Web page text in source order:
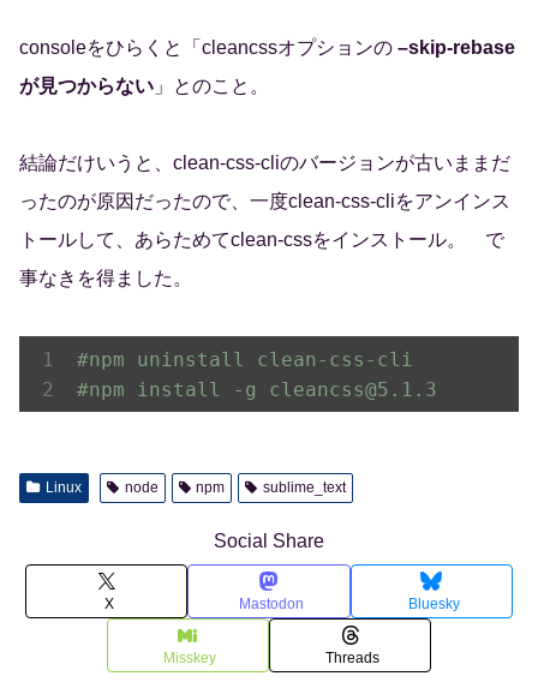
consoleをひらくと「cleancssオプションの –skip-rebase
が見つからない 」とのこと。
結論だけいうと、clean-css-cliのバージョンが古いままだ
ったのが原因だったので、一度clean-css-cliをアンインス
トールして、あらためてclean-cssをインストール。 で
事なきを得ました。
#npm uninstall clean-css-cli
#npm install -g cleancss@5.1.3
Linux node npm sublime_text
Social Share
X Mastodon Bluesky
Misskey Threads